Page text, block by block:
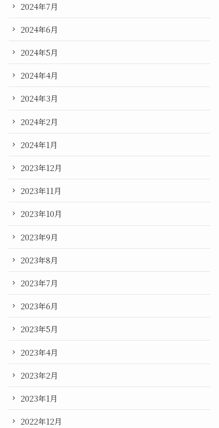
2024年7月
2024年6月
2024年5月
2024年4月
2024年3月
2024年2月
2024年1月
2023年12月
2023年11月
2023年10月
2023年9月
2023年8月
2023年7月
2023年6月
2023年5月
2023年4月
2023年2月
2023年1月
2022年12月